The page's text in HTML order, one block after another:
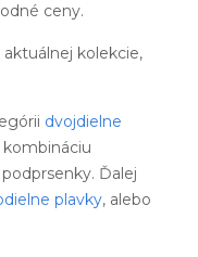
ceny.
aktuálnej kolekcie,
dvojdielne
Ďalej
plavky, alebo